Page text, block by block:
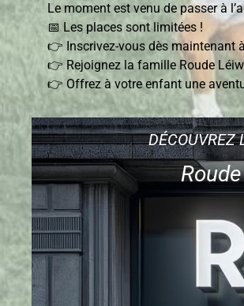
Le moment est venu de passer à
📅 Les places sont limitées !
👉 Inscrivez-vous dès maintenant
👉 Rejoignez la famille Roude
👉 Offrez à votre enfant une
DÉCOUVREZ